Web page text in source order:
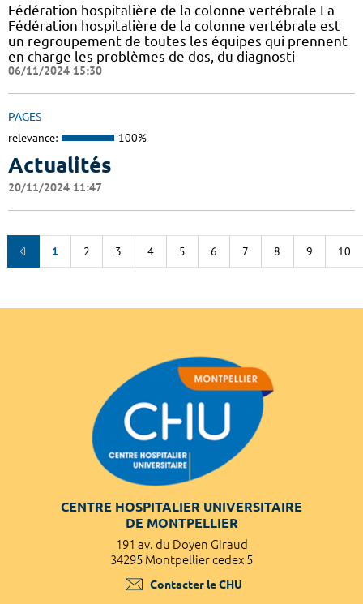
Fédération hospitalière de la colonne vertébrale La
Fédération hospitalière de la colonne vertébrale est
un regroupement de toutes les équipes qui prennent
en charge les problèmes de dos, du diagnosti
06/11/2024 15:30
PAGES
relevance: 100%
Actualités
20/11/2024 11:47
1 2 3 4 5 6 7 8 9 10
CENTRE HOSPITALIER UNIVERSITAIRE
DE MONTPELLIER
191 av. du Doyen Giraud
34295 Montpellier cedex 5
Contacter le CHU